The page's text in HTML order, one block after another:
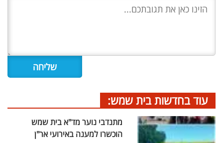
עוד בחדשות בית שמש:
מתנדבי נוער מד"א בית שמש
הוכשרו למענה באירועי אר"ן